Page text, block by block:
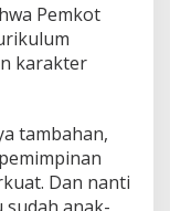
Pemkot
karakter
tambahan,
Dan nanti